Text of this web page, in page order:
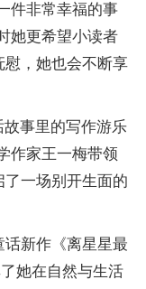
件非常幸福的事
她更希望小读者
，她也会不断享
故事里的写作游乐
作家王一梅带领
一场别开生面的
新作《离星星最
她在自然与生活